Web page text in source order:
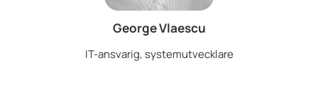
George Vlaescu
IT-ansvarig, systemutvecklare